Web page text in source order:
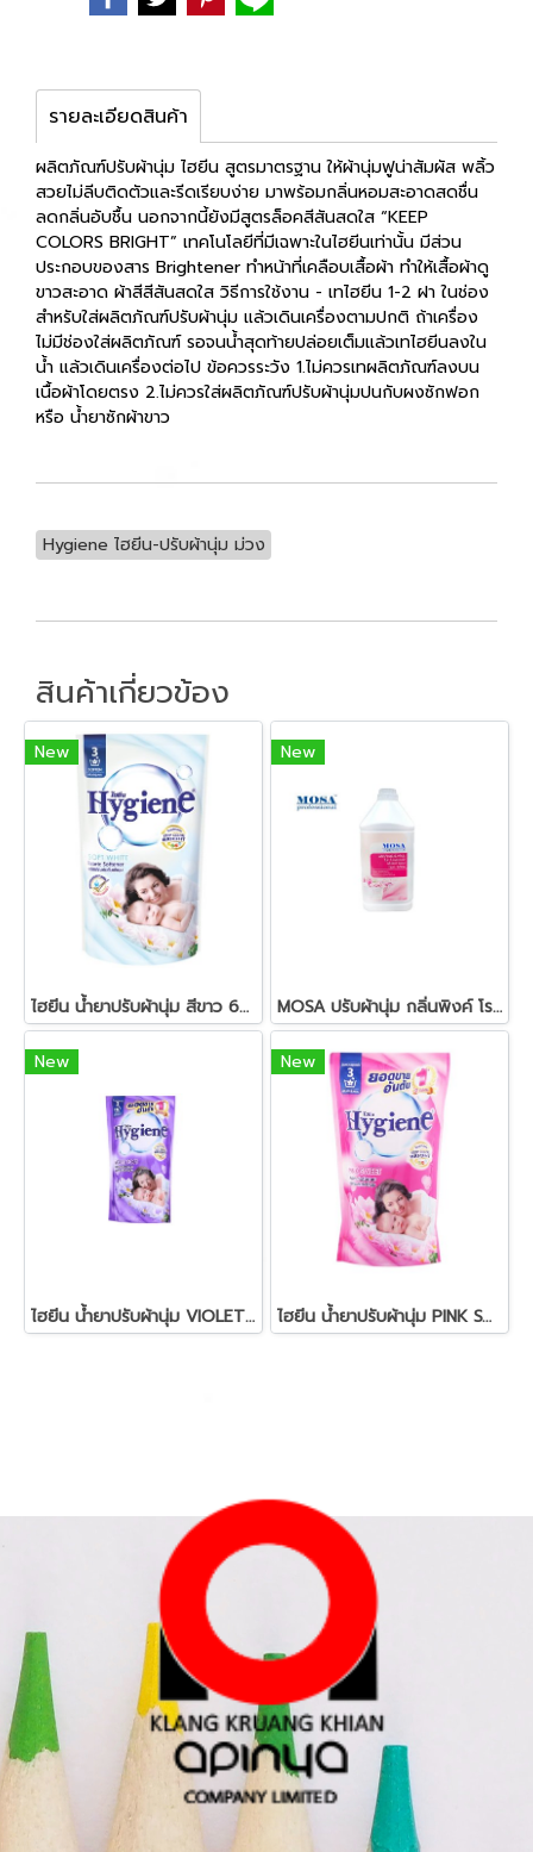
รายละเอียดสินค้า
ผลิตภัณฑ์ปรับผ้านุ่ม ไฮยีน สูตรมาตรฐาน ให้ผ้านุ่มฟูน่าสัมผัส พลิ้ว
สวยไม่ลีบติดตัวและรีดเรียบง่าย มาพร้อมกลิ่นหอมสะอาดสดชื่น
ลดกลิ่นอับชื้น นอกจากนี้ยังมีสูตรล็อคสีสันสดใส “KEEP
COLORS BRIGHT” เทคโนโลยีที่มีเฉพาะในไฮยีนเท่านั้น มีส่วน
ประกอบของสาร Brightener ทำหน้าที่เคลือบเสื้อผ้า ทำให้เสื้อผ้าดู
ขาวสะอาด ผ้าสีสีสันสดใส วิธีการใช้งาน - เทไฮยีน 1-2 ฝา ในช่อง
สำหรับใส่ผลิตภัณฑ์ปรับผ้านุ่ม แล้วเดินเครื่องตามปกติ ถ้าเครื่อง
ไม่มีช่องใส่ผลิตภัณฑ์ รอจนน้ำสุดท้ายปล่อยเต็มแล้วเทไฮยีนลงใน
น้ำ แล้วเดินเครื่องต่อไป ข้อควรระวัง 1.ไม่ควรเทผลิตภัณฑ์ลงบน
เนื้อผ้าโดยตรง 2.ไม่ควรใส่ผลิตภัณฑ์ปรับผ้านุ่มปนกับผงซักฟอก
หรือ น้ำยาซักผ้าขาว
Hygiene ไฮยีน-ปรับผ้านุ่ม ม่วง
สินค้าเกี่ยวข้อง
New
ไฮยีน น้ำยาปรับผ้านุ่ม สีขาว 600 มล.
New
MOSA ปรับผ้านุ่ม กลิ่นพิงค์ โรแมนซ์
New
ไฮยีน น้ำยาปรับผ้านุ่ม VIOLET SOFT ม่วง 600 มล.
New
ไฮยีน น้ำยาปรับผ้านุ่ม PINK SWEET ชมพู 600 มล.